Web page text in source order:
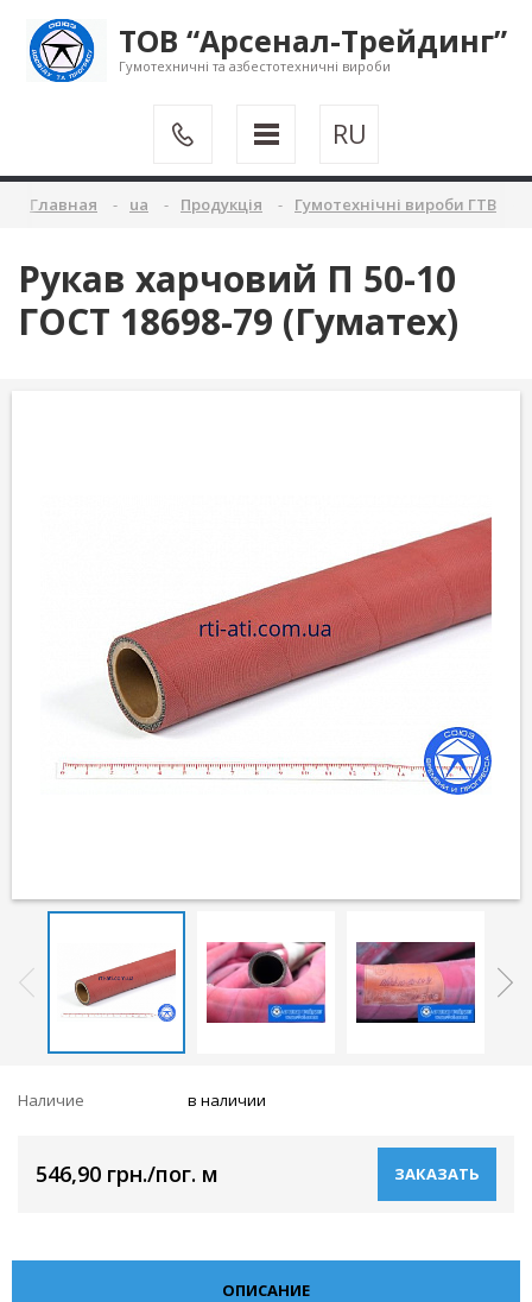
ТОВ “Арсенал-Трейдинг”
Гумотехничні та азбестотехничні вироби
RU
Главная ua Продукція Гумотехнічні вироби ГТВ
Рукав харчовий П 50-10
ГОСТ 18698-79 (Гуматех)
Наличие в наличии
546,90 грн./пог. м ЗАКАЗАТЬ
ОПИСАНИЕ